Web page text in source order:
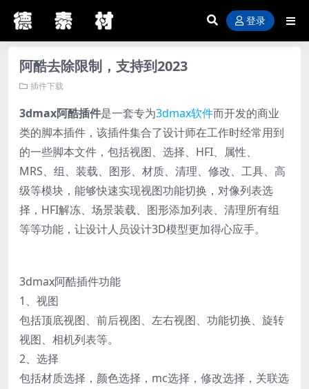
登录
阿酷去除限制，支持到2023
插件下载
3dmax阿酷插件是一套专为3dmax软件而开发的商业
类的脚本插件，该插件集合了设计师在工作时经常用到
的一些脚本文件，包括视图、选择、HFI、属性、
MRS、组、装载、图形、材质、清理、修改、工具、高
级等模块，能够快速实现视图功能切换，对像列表选
择，HFI解冻、场景装载、图形添加列表、清理所有组
等等功能，让设计人员设计3D模型更加得心应手。
3dmax阿酷插件功能
1、视图
包括顶底视图、前后视图、左右视图、功能切换、旋转
视图、相机列表等。
2、选择
包括材质选择，颜色选择，mc选择，修改选择，关联选